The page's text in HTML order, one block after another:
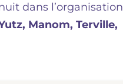
dans l’organisation
Manom, Terville,